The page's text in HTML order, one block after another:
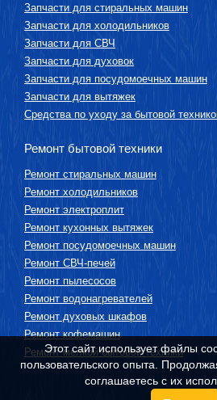
Запчасти для стиральных машин
Запчасти для холодильников
Запчасти для СВЧ
Запчасти для духовок
Запчасти для посудомоечных машин
Запчасти для вытяжек
Средства по уходу за бытовой
Ремонт бытовой техники
Ремонт стиральных машин
Ремонт холодильников
Ремонт электроплит
Ремонт кухонных вытяжек
Ремонт посудомоечных машин
Ремонт СВЧ-печей
Ремонт пылесосов
Ремонт водонагревателей
Ремонт духовых шкафов
Ремонт кофемашин
Ремонт мелкой бытовой техники
Этот сайт использует файлы
пользовательского опыта.
соглашаетесь с их